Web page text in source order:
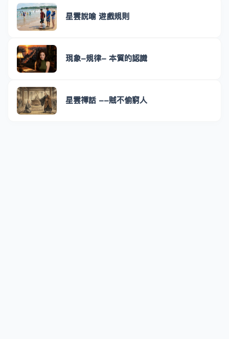
星雲說喻 遊戲規則
現象-規律- 本質的認識
星雲禪話 --賊不偷窮人